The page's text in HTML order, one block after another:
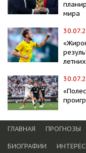
мира
ГЛАВНАЯ ПРОГНОЗЫ
БИОГРАФИИ